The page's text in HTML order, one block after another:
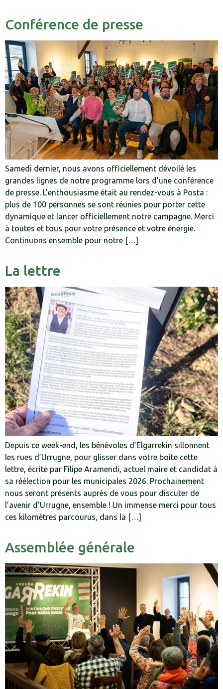
Conférence de presse
Samedi dernier, nous avons officiellement dévoilé les
grandes lignes de notre programme lors d’une conférence
de presse. L’enthousiasme était au rendez-vous à Posta :
plus de 100 personnes se sont réunies pour porter cette
dynamique et lancer officiellement notre campagne. Merci
à toutes et tous pour votre présence et votre énergie.
Continuons ensemble pour notre […]
La lettre
Depuis ce week-end, les bénévoles d’Elgarrekin sillonnent
les rues d’Urrugne, pour glisser dans votre boite cette
lettre, écrite par Filipe Aramendi, actuel maire et candidat à
sa réélection pour les municipales 2026. Prochainement
nous seront présents auprès de vous pour discuter de
l’avenir d’Urrugne, ensemble ! Un immense merci pour tous
ces kilomètres parcourus, dans la […]
Assemblée générale